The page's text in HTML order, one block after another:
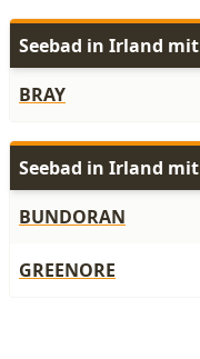
Seebad in Irland
BRAY
Seebad in Irland
BUNDORAN
GREENORE